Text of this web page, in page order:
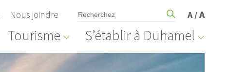
Nous joindre A /A
Tourisme S’établir à Duhamel